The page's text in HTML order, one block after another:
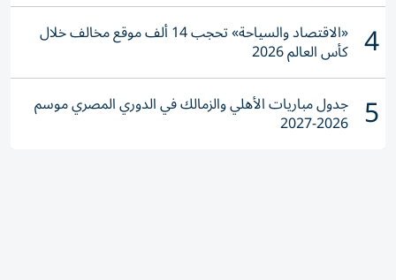
4 «الاقتصاد والسياحة» تحجب 14 ألف موقع مخالف خلال
كأس العالم 2026
5 جدول مباريات الأهلي والزمالك في الدوري المصري موسم
2026-2027